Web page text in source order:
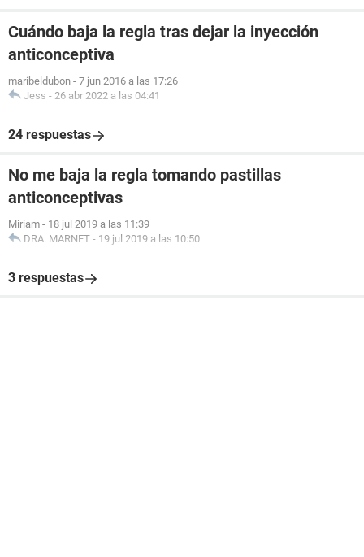
Cuándo baja la regla tras dejar la inyección
anticonceptiva
maribeldubon - 7 jun 2016 a las 17:26
Jess - 26 abr 2022 a las 04:41
24 respuestas
No me baja la regla tomando pastillas
anticonceptivas
Miriam - 18 jul 2019 a las 11:39
DRA. MARNET - 19 jul 2019 a las 10:50
3 respuestas